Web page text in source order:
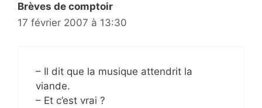
Brèves de comptoir
17 février 2007 à 13:30
– Il dit que la musique attendrit la
viande.
– Et c’est vrai ?